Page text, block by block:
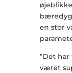
en stor
”Det
været